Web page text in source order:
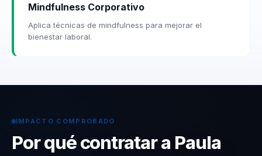
Mindfulness Corporativo
Aplica técnicas de mindfulness para mejorar el
bienestar laboral.
IMPACTO COMPROBADO
Por qué contratar a Paula